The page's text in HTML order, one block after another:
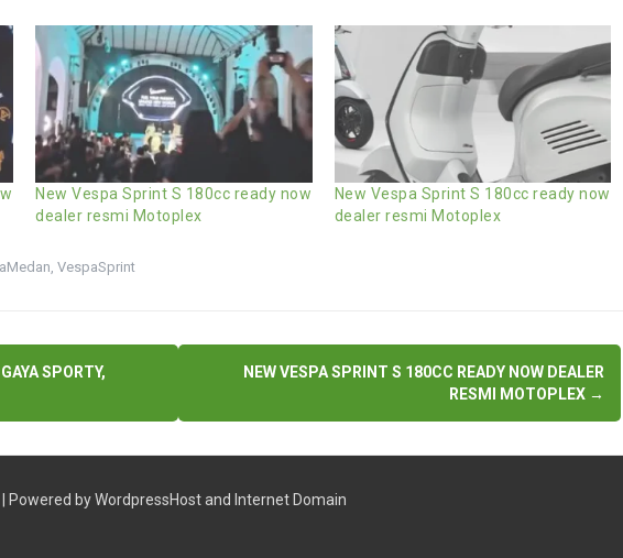
New Vespa Sprint S 180cc ready now
dealer resmi Motoplex
New Vespa Sprint S 180cc ready now
dealer resmi Motoplex
, VespaSprint
SPORTY,
NEW VESPA SPRINT S 180CC READY NOW DEALER
RESMI MOTOPLEX →
| Powered byWordpressHostand Internet Domain